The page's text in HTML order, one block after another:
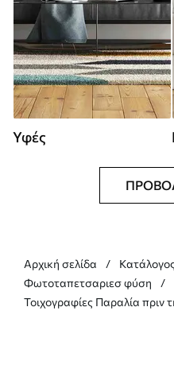
Υφές
Αρχική σελίδα
Φωτοταπετσαριεσ φύση
Τοιχογραφίες Παραλία πριν